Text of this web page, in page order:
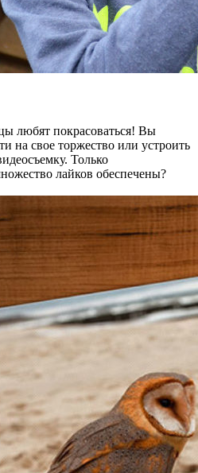
любят покрасоваться! Вы
на свое торжество или устроить
Только
лайков обеспечены?